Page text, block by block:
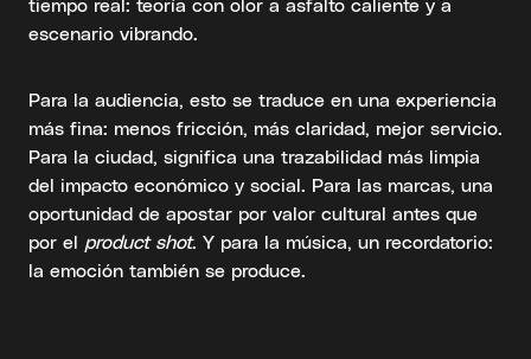
escenario vibrando.
Para la audiencia, esto se traduce en una experiencia
más fina: menos fricción, más claridad, mejor servicio.
Para la ciudad, significa una trazabilidad más limpia
del impacto económico y social. Para las marcas, una
oportunidad de apostar por valor cultural antes que
por el product shot. Y para la música, un recordatorio:
la emoción también se produce.